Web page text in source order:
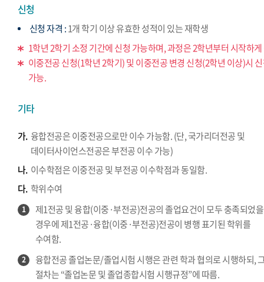
신청
신청 자격 :1개 학기 이상 유효한 성적이 있는 재학생
1학년 2학기 소정 기간에 신청 가능하며, 과정은 2학년부터 시작하
이중전공 신청(1학년 2학기) 및 이중전공 변경 신청(2학년 이상)시
가능.
기타
가. 융합전공은 이중전공으로만 이수 가능함. (단, 국가리더전공 및
데이터사이언스전공은 부전공 이수 가능)
나. 이수학점은 이중전공 및 부전공 이수학점과 동일함.
다. 학위수여
1
제1전공 및 융합(이중·부전공)전공의 졸업요건이 모두 충족되었을
경우에 제1전공·융합(이중·부전공)전공이 병행 표기된 학위를
수여함.
2
융합전공 졸업논문/졸업시험 시행은 관련 학과 협의로 시행하되,
절차는 “졸업논문 및 졸업종합시험 시행규정”에 따름.